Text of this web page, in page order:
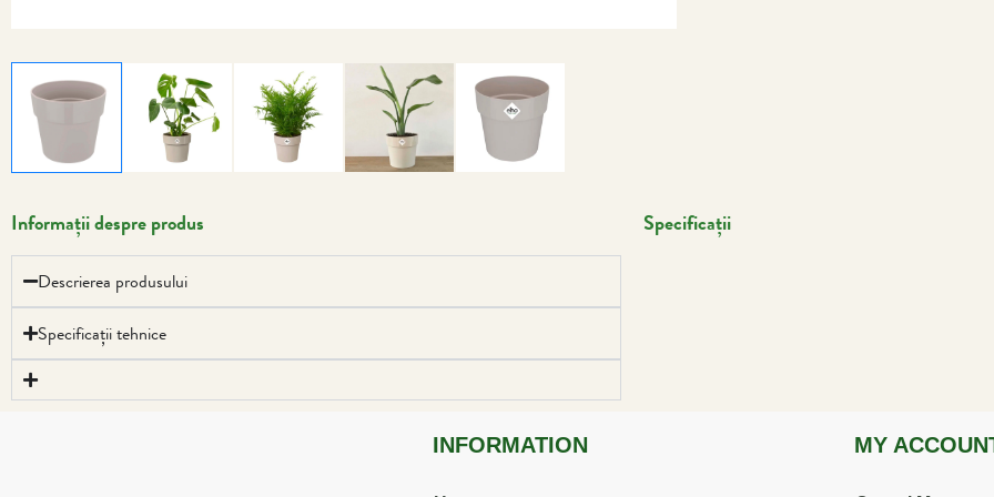
Informații despre produs
Descrierea produsului
Specificații tehnice
Specificații
INFORMATION MY